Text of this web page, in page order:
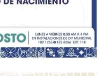
para modificar el
monto de 500 mil pesos
a Color”, y 875 mil